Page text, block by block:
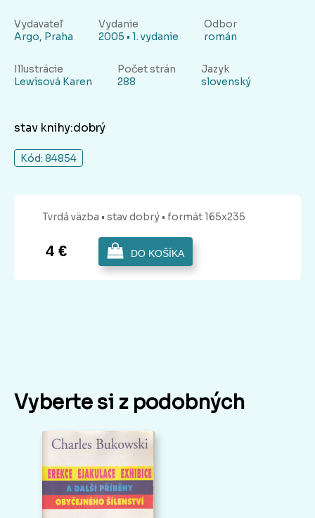
Vydavateľ
Argo, Praha
Vydanie
2005 • 1. vydanie
Odbor
román
Illustrácie
Lewisová Karen
Počet strán
288
Jazyk
slovenský
stav knihy:dobrý
Kód: 84854
Tvrdá väzba • stav dobrý • formát 165x235
4 € DO KOŠÍKA
Vyberte si z podobných